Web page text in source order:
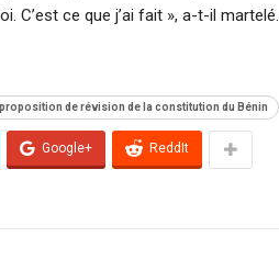
C’est ce que j’ai fait », a-t-il martelé.
de révision de la constitution du Bénin
Google+ ReddIt